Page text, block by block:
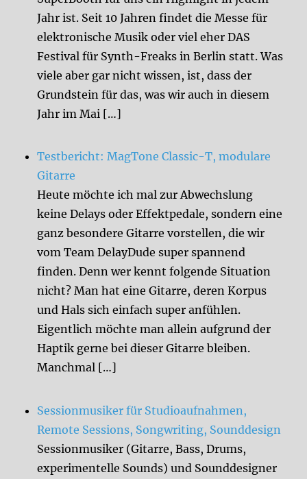
Jahr ist. Seit 10 Jahren findet die Messe für
elektronische Musik oder viel eher DAS
Festival für Synth-Freaks in Berlin statt. Was
viele aber gar nicht wissen, ist, dass der
Grundstein für das, was wir auch in diesem
Jahr im Mai […]
Testbericht: MagTone Classic-T, modulare
Gitarre
Heute möchte ich mal zur Abwechslung
keine Delays oder Effektpedale, sondern eine
ganz besondere Gitarre vorstellen, die wir
vom Team DelayDude super spannend
finden. Denn wer kennt folgende Situation
nicht? Man hat eine Gitarre, deren Korpus
und Hals sich einfach super anfühlen.
Eigentlich möchte man allein aufgrund der
Haptik gerne bei dieser Gitarre bleiben.
Manchmal […]
Sessionmusiker für Studioaufnahmen,
Remote Sessions, Songwriting, Sounddesign
Sessionmusiker (Gitarre, Bass, Drums,
experimentelle Sounds) und Sounddesigner